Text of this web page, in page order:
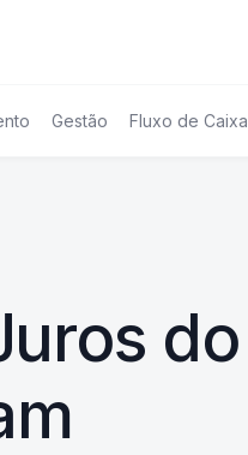
Gestão Fluxo de Caixa
do